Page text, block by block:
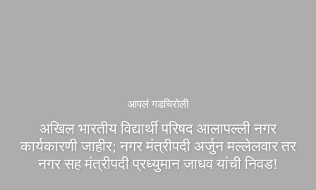
आपलं गडचिरोली
अखिल भारतीय विद्यार्थी परिषद आलापल्ली नगर
कार्यकारणी जाहीर; नगर मंत्रीपदी अर्जुन मल्लेलवार तर
नगर सह मंत्रीपदी प्रध्युमान जाधव यांची निवड!